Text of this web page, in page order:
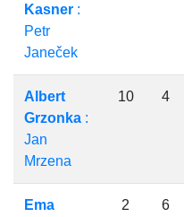
Kasner :
Petr
Janeček
Albert
Grzonka :
Jan
Mrzena
10 4
Ema
2 6